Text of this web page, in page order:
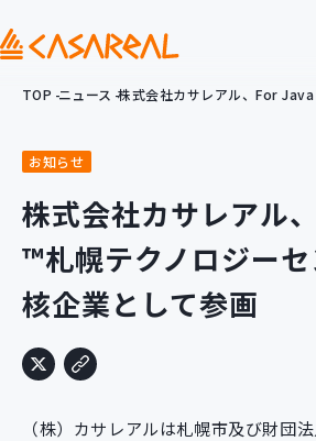
会社情報
サービス
プロダクト開発支援
クラウド導入支援 Git導入
システム構築支援
研修サービス
TOP ニュース 株式会社カサレアル、For
お知らせ
株式会社カサレアル
™札幌テクノロジー
核企業として参画
（株）カサレアルは札幌市及び財団